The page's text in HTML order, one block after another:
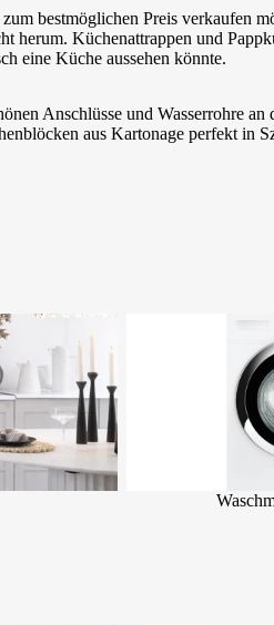
bestmöglichen Preis verkaufen
herum. Küchenattrappen und
eine Küche aussehen könnte.
Anschlüsse und Wasserrohre an
aus Kartonage perfekt in
Waschmaschinen &